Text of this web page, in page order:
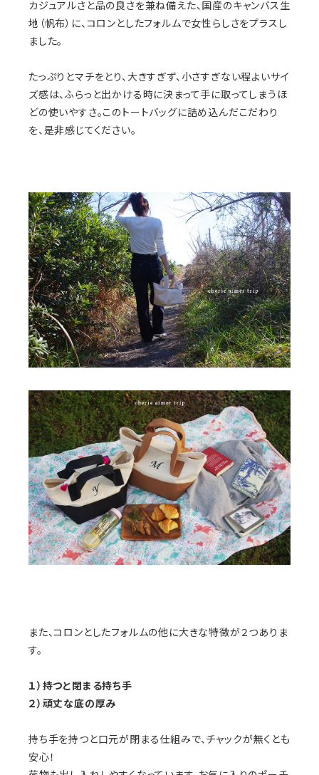
カジュアルさと品の良さを兼ね備えた、国産のキャンバス生
地（帆布）に、コロンとしたフォルムで女性らしさをプラスし
ました。
たっぷりとマチをとり、大きすぎず、小さすぎない程よいサイ
ズ感は、ふらっと出かける時に決まって手に取ってしまうほ
どの使いやすさ。このトートバッグに詰め込んだこだわり
を、是非感じてください。
また、コロンとしたフォルムの他に大きな特徴が２つありま
す。
１）持つと閉まる持ち手
２）頑丈な底の厚み
持ち手を持つと口元が閉まる仕組みで、チャックが無くとも
安心！